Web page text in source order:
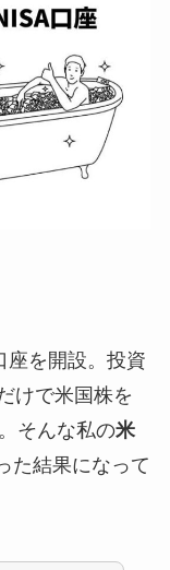
座を開設。投資
けで米国株を
そんな私の米
た結果になって